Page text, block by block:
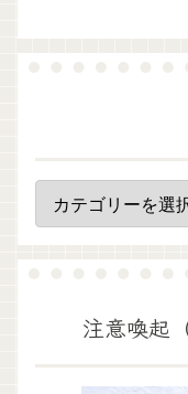
注意喚起